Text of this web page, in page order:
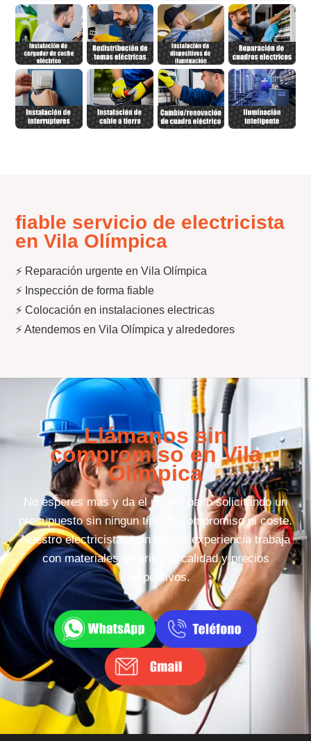
fiable servicio de electricista
en Vila Olímpica
⚡ Reparación urgente en Vila Olímpica
⚡ Inspección de forma fiable
⚡ Colocación en instalaciones electricas
⚡ Atendemos en Vila Olímpica y alrededores
Llámanos sin
compromiso en Vila
Olímpica
No esperes mas y da el primer paso solicitando un
presupuesto sin ningun tipo de compromiso ni coste.
Nuestro electricistas con amplia experiencia trabaja
con materiales de primera calidad y precios
competitivos.